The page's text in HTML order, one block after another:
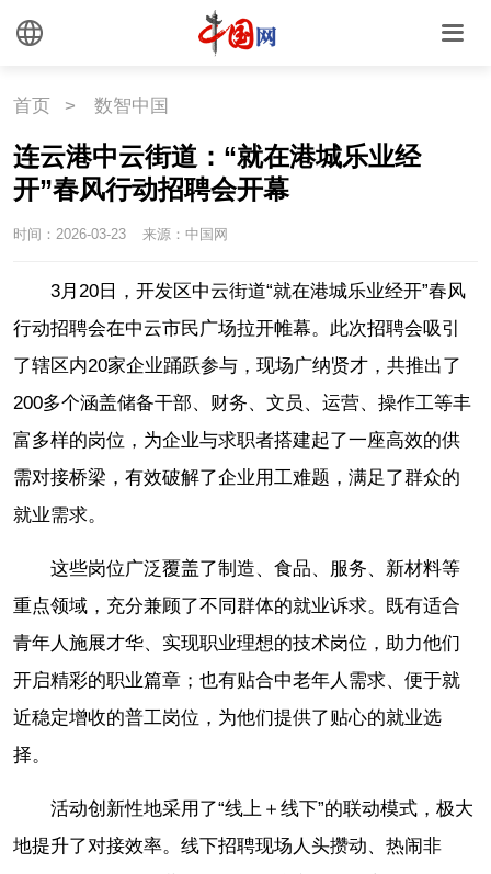
首页 > 数智中国
连云港中云街道：“就在港城乐业经
开”春风行动招聘会开幕
时间：2026-03-23 来源：中国网
3月20日，开发区中云街道“就在港城乐业经开”春风
行动招聘会在中云市民广场拉开帷幕。此次招聘会吸引
了辖区内20家企业踊跃参与，现场广纳贤才，共推出了
200多个涵盖储备干部、财务、文员、运营、操作工等丰
富多样的岗位，为企业与求职者搭建起了一座高效的供
需对接桥梁，有效破解了企业用工难题，满足了群众的
就业需求。
这些岗位广泛覆盖了制造、食品、服务、新材料等
重点领域，充分兼顾了不同群体的就业诉求。既有适合
青年人施展才华、实现职业理想的技术岗位，助力他们
开启精彩的职业篇章；也有贴合中老年人需求、便于就
近稳定增收的普工岗位，为他们提供了贴心的就业选
择。
活动创新性地采用了“线上＋线下”的联动模式，极大
地提升了对接效率。线下招聘现场人头攒动、热闹非